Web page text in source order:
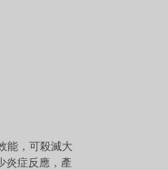
能，可殺滅大
炎症反應，產